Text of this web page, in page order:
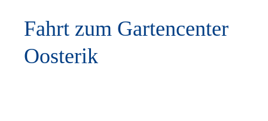
Fahrt zum Gar­ten­cen­ter
Oosterik